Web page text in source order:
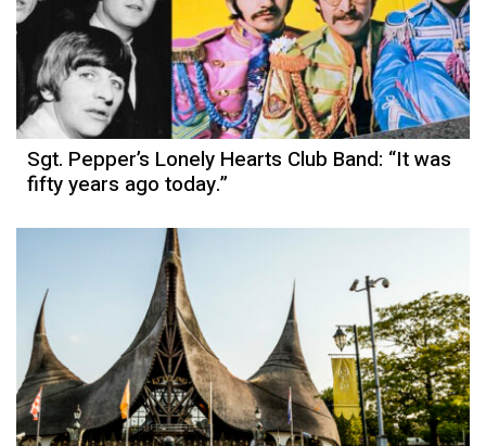
Sgt. Pepper’s Lonely Hearts Club Band: “It was
fifty years ago today.”